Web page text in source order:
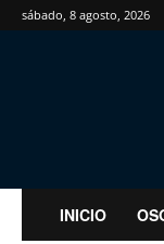
sábado, 8 agosto, 2026
INICIO